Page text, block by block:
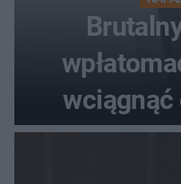
wciągnąć